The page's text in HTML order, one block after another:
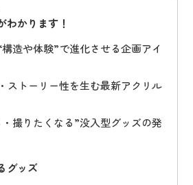
わかります！
造や体験”で進化させる企画アイ
ストーリー性を生む最新アクリル
撮りたくなる”没入型グッズの発
グッズ